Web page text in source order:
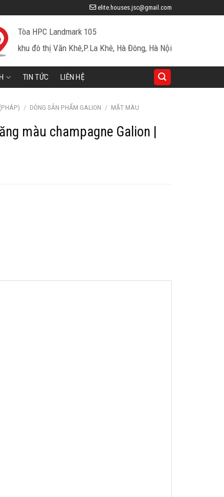
elite.houses.jsc@gmail.com
Tòa HPC Landmark 105
khu đô thị Văn Khê,P.La Khê, Hà Đông, Hà Nội
TIN TỨC LIÊN HỆ
/ DÒNG SẢN PHẨM GALION / MẶT MÀU
màu champagne Galion |